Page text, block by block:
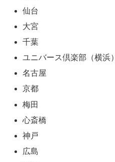
仙台
大宮
千葉
ユニバース倶楽部（横浜）
名古屋
京都
梅田
心斎橋
神戸
広島